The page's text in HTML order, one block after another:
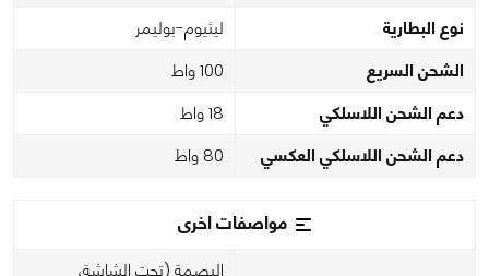
نوع البطارية ليثيوم-بوليمر
الشحن السريع 100 واط
دعم الشحن اللاسلكي 18 واط
دعم الشحن اللاسلكي العكسي 80 واط
مواصفات اخرى
البصمة (تحت الشاشة،